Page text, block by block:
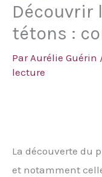
Découvrir
tétons :
ParAurélie Guérin
lecture
La découverte du
et notamment